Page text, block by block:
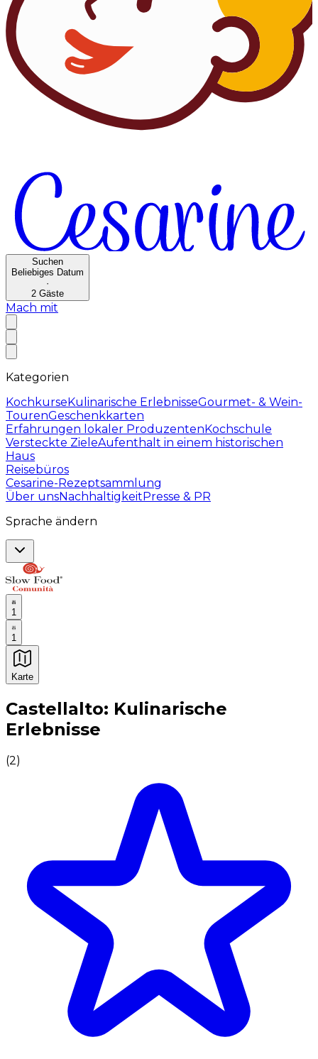
Suchen
Beliebiges Datum
·
2 Gäste
Mach mit
Kategorien
KochkurseKulinarische ErlebnisseGourmet- & Wein-
TourenGeschenkkarten
Erfahrungen lokaler ProduzentenKochschule
Versteckte ZieleAufenthalt in einem historischen
Haus
Reisebüros
Cesarine-Rezeptsammlung
Über unsNachhaltigkeitPresse & PR
Sprache ändern
1
1
Karte
Unvergessliche kulinarische Erlebnisse:
Castellalto: Kulinarische
Erlebnisse
(2)